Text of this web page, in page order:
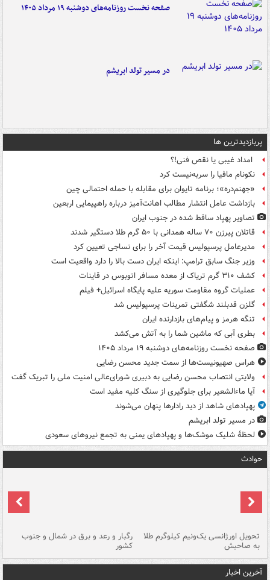
صفحه نخست روزنامه‌های دوشنبه ۱۹ مرداد ۱۴۰۵
در مسیر تولد ابریشم
پربازدیدترین ها
امداد غیبی یا نقص فنی!؟
نکونام مافیا را سربه‌نیست کرد
«جهنم‌دره»؛ برنامه تایوان برای مقابله با حمله احتمالی چین
بازداشت عامل انتشار مطالب اهانت‌آمیز درباره راهپیمایی اربعین
تصاویر پهپاد ساقط شده در جنوب ایران
قاتلان پیرزن ۷۰ ساله همدانی با ۵۰ گرم طلا دستگیر شدند
مدیرعامل پرسپولیس قیمت آخر را برای نساجی تعیین کرد
وزیر جنگ سابق ترامپ: اینکه ایران دست بالا را دارد واقعیت است
کشف ۳۱۰ گرم تریاک از معده مسافر اتوبوس در قاینات
عملیات گروه مقاومت سوریه علیه پایگاه اسرائیل+ فیلم
گلزن قدبلند شگفتی تمرینات پرسپولیس شد
تنگه هرمز و پیام‌های بازدارنده ایران
بطری آبی که ماشین شما را به آتش می‌کشد
صفحه نخست روزنامه‌های دوشنبه ۱۹ مرداد ۱۴۰۵
هراس صهیونیست‌ها از سمت جدید محسن رضایی
ولایتی انتصاب محسن رضایی به دبیری شورای‌عالی امنیت ملی را تبریک گفت
آیا ماءالشعیر برای جلوگیری از سنگ کلیه مفید است
پهپادهای شاهد از دید رادارها پنهان می‌شوند
در مسیر تولد ابریشم
لحظۀ شلیک موشک‌ها و پهپادهای یمنی به تجمع نیروهای سعودی
حوادث
تحویل اورژانسی یک‌ونیم کیلوگرم طلا
به صاحبش
رگبار و رعد و برق در شمال و جنوب
کشور
آخرین اخبار